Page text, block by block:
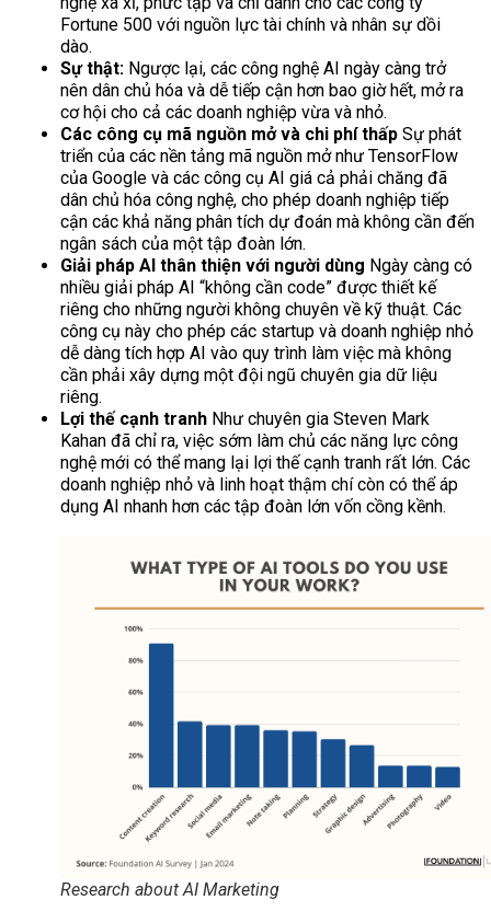
Fortune 500 với nguồn lực tài chính và nhân sự dồi
dào.
Sự thật: Ngược lại, các công nghệ AI ngày càng trở
nên dân chủ hóa và dễ tiếp cận hơn bao giờ hết, mở ra
cơ hội cho cả các doanh nghiệp vừa và nhỏ.
Các công cụ mã nguồn mở và chi phí thấp Sự phát
triển của các nền tảng mã nguồn mở như TensorFlow
của Google và các công cụ AI giá cả phải chăng đã
dân chủ hóa công nghệ, cho phép doanh nghiệp tiếp
cận các khả năng phân tích dự đoán mà không cần đến
ngân sách của một tập đoàn lớn.
Giải pháp AI thân thiện với người dùng Ngày càng có
nhiều giải pháp AI “không cần code” được thiết kế
riêng cho những người không chuyên về kỹ thuật. Các
công cụ này cho phép các startup và doanh nghiệp nhỏ
dễ dàng tích hợp AI vào quy trình làm việc mà không
cần phải xây dựng một đội ngũ chuyên gia dữ liệu
riêng.
Lợi thế cạnh tranh Như chuyên gia Steven Mark
Kahan đã chỉ ra, việc sớm làm chủ các năng lực công
nghệ mới có thể mang lại lợi thế cạnh tranh rất lớn. Các
doanh nghiệp nhỏ và linh hoạt thậm chí còn có thể áp
dụng AI nhanh hơn các tập đoàn lớn vốn cồng kềnh.
Research about AI Marketing